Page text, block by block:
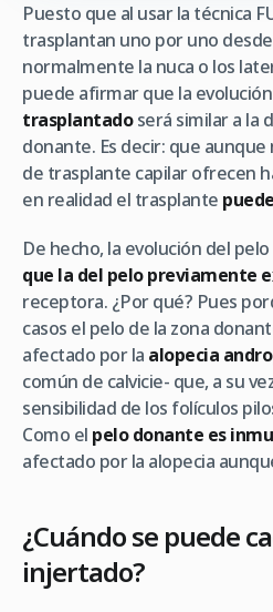
Puesto que al usar la técnica
trasplantan uno por uno
normalmente la nuca o los
puede afirmar que la evolución
trasplantadoserá similar a la
donante. Es decir: que
de trasplante capilar ofrecen
en realidad el trasplante
De hecho, la evolución del
que la del pelo previamente
receptora. ¿Por qué? Pues
casos el pelo de la zona
afectado por la alopecia
común de calvicie- que, a su
sensibilidad de los folículos
Como el pelo donante es
afectado por la alopecia
¿Cuándo se puede
injertado?